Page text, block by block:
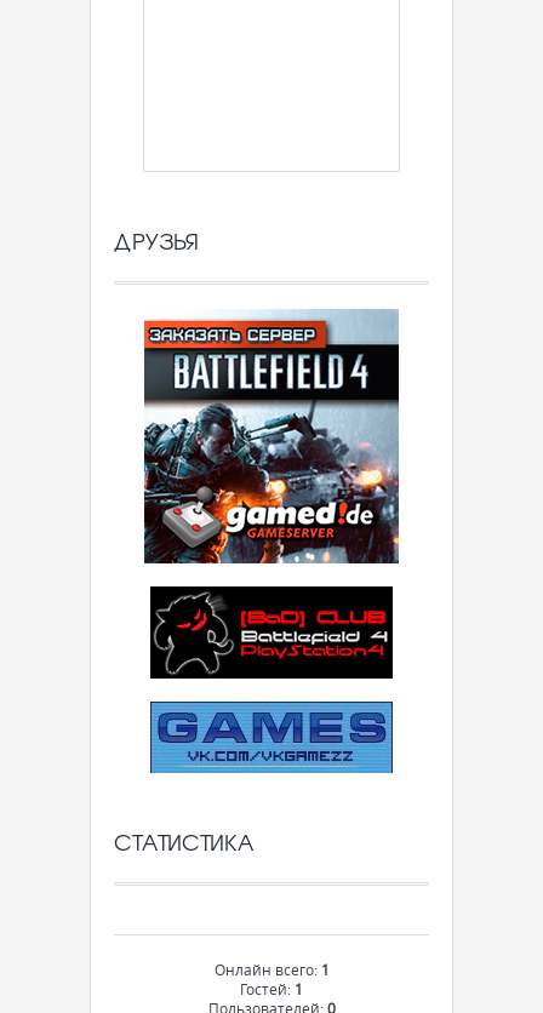
ДРУЗЬЯ
СТАТИСТИКА
Онлайн всего: 1
Гостей: 1
Пользователей:0